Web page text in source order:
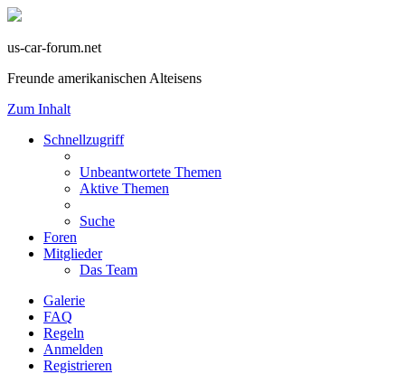
us-car-forum.net
Freunde amerikanischen Alteisens
Zum Inhalt
Schnellzugriff
Unbeantwortete Themen
Aktive Themen
Suche
Foren
Mitglieder
Das Team
Galerie
FAQ
Regeln
Anmelden
Registrieren